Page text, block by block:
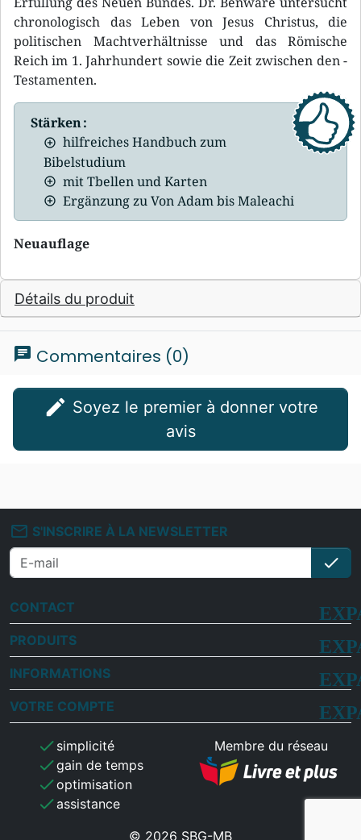
chronologisch das Leben von Jesus ­Christus, die
politischen Machtverhältnisse und das Römische
Reich im 1. Jahrhundert sowie die Zeit zwischen den ­
Testamenten.
Stärken :
hilfreiches Handbuch zum
Bibelstudium
mit Tbellen und Karten
Ergänzung zu Von Adam bis Maleachi
Neuauflage
Détails du produit
chat Commentaires (0)
edit
avis
mail_outline S'INSCRIRE À LA NEWSLETTER
check
CONTACT
PRODUITS
INFORMATIONS
VOTRE COMPTE
check simplicité
checkgain de temps
checkoptimisation
checkassistance
Membre du réseau
© 2026 SBG-MB